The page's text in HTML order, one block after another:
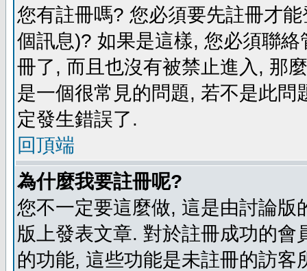
您有註冊嗎? 您必須要先註冊才
個訊息)? 如果是這樣, 您必須聯
冊了, 而且也沒有被禁止進入, 那
是一個很常見的問題, 若不是此
定發生錯誤了.
回頂端
為什麼我要註冊呢?
您不一定要這麼做, 這是由討論
版上發表文章. 對於註冊成功的
的功能, 這些功能是未註冊的訪